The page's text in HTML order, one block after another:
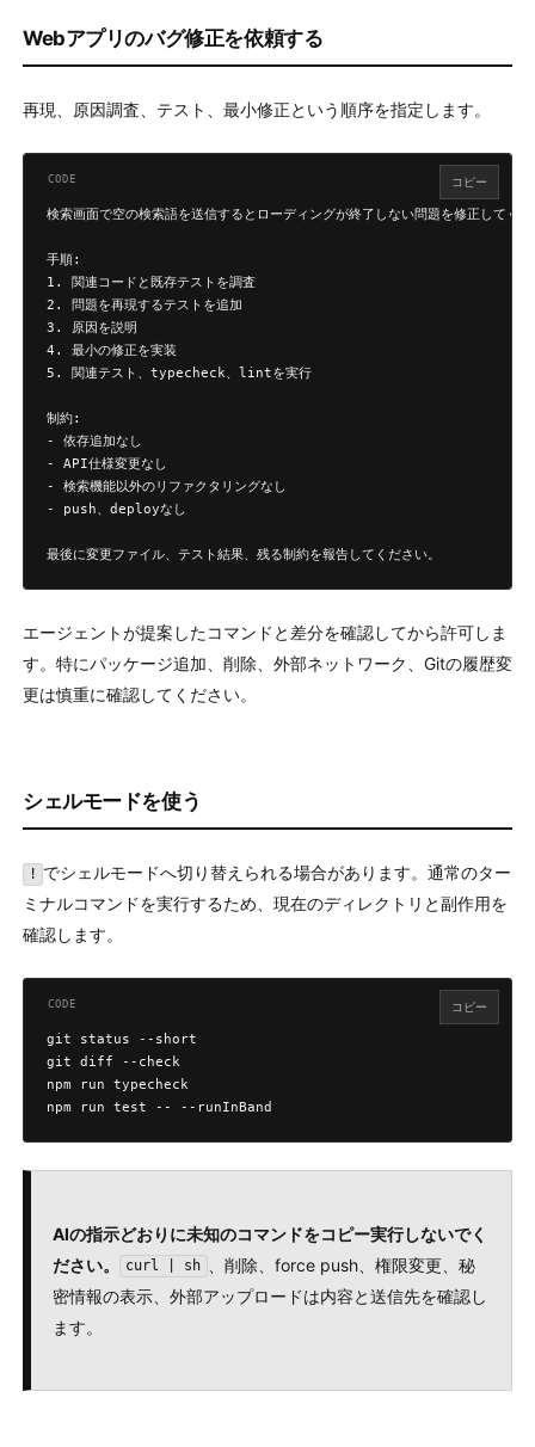
Webアプリのバグ修正を依頼する
再現、原因調査、テスト、最小修正という順序を指定します。
検索画面で空の検索語を送信するとローディングが終了しない問題を修正してく
手順:
1. 関連コードと既存テストを調査
2. 問題を再現するテストを追加
3. 原因を説明
4. 最小の修正を実装
5. 関連テスト、typecheck、lintを実行
制約:
- 依存追加なし
- API仕様変更なし
- 検索機能以外のリファクタリングなし
- push、deployなし
最後に変更ファイル、テスト結果、残る制約を報告してください。
コピー
エージェントが提案したコマンドと差分を確認してから許可しま
す。特にパッケージ追加、削除、外部ネットワーク、Gitの履歴変
更は慎重に確認してください。
シェルモードを使う
! でシェルモードへ切り替えられる場合があります。通常のター
ミナルコマンドを実行するため、現在のディレクトリと副作用を
確認します。
git status --short
git diff --check
npm run typecheck
npm run test -- --runInBand
コピー
AIの指示どおりに未知のコマンドをコピー実行しないでく
ださい。
curl | sh
、削除、force push、権限変更、秘
密情報の表示、外部アップロードは内容と送信先を確認し
ます。